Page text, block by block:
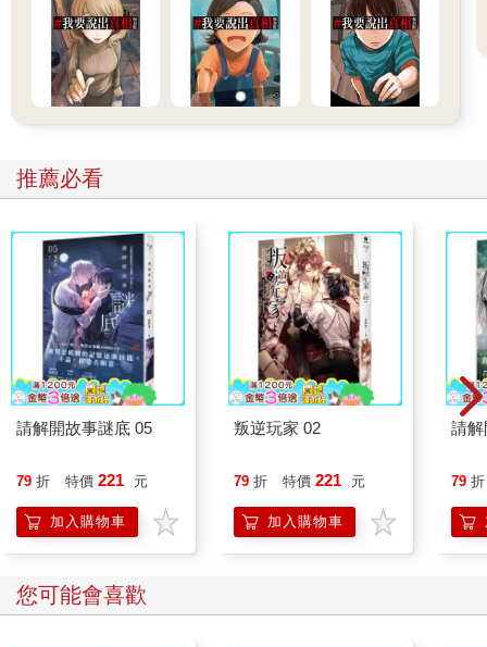
無形無跡个盡得人驚
對北方來个清冷凍氣把核大地
自從冰山橫撇打出海肚
海底無日無夜緊停動毋識恬靜
佢逐擺也無細義
大嘴一擘斯海水拋花作浪九萬丈
推薦必看
請解開故事謎底 05
79 折 特價 221 元
加入購物車
叛逆玩家 02
79 折 特價 221 元
加入購物車
請解
79 折
您可能會喜歡